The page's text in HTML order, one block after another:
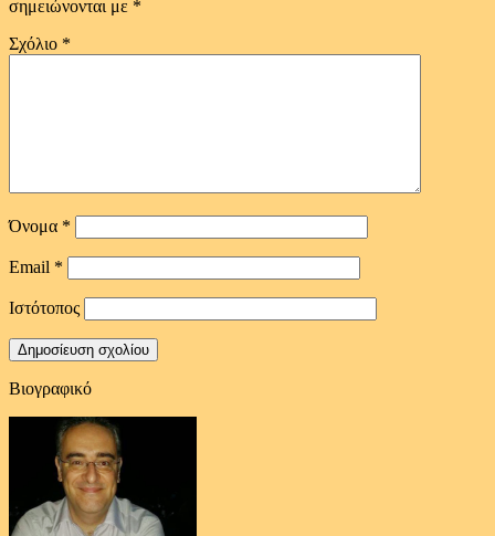
σημειώνονται με *
Σχόλιο *
Όνομα *
Email *
Ιστότοπος
Βιογραφικό